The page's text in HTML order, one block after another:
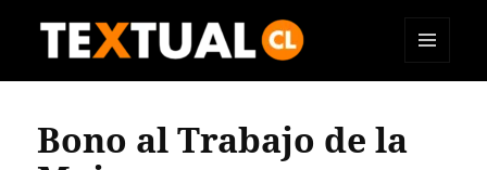
Bono al Trabajo de la